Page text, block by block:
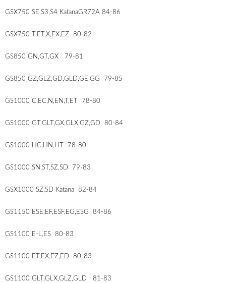
GSX750 SE,S3,S4 KatanaGR72A 84-86
GSX750 T,ET,X,EX,EZ 80-82
GS850 GN,GT,GX 79-81
GS850 GZ,GLZ,GD,GLD,GE,GG 79-85
GS1000 C,EC,N,EN,T,ET 78-80
GS1000 GT,GLT,GX,GLX,GZ,GD 80-84
GS1000 HC,HN,HT 78-80
GS1000 SN,ST,SZ,SD 79-83
GSX1000 SZ,SD Katana 82-84
GS1150 ESE,EF,ESF,EG,ESG 84-86
GS1100 E-L,ES 80-83
GS1100 ET,EX,EZ,ED 80-83
GS1100 GLT,GLX,GLZ,GLD 81-83